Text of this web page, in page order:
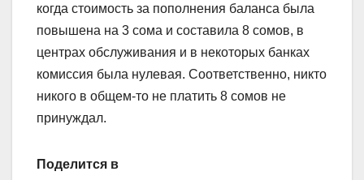
когда стоимость за пополнения баланса была
повышена на 3 сома и составила 8 сомов, в
центрах обслуживания и в некоторых банках
комиссия была нулевая. Соответственно, никто
никого в общем-то не платить 8 сомов не
принуждал.
Поделится в